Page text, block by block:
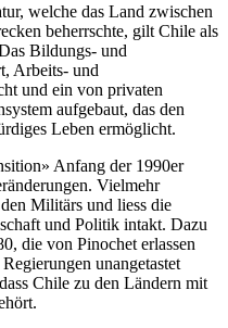
welche das Land zwischen
beherrschte, gilt Chile als
Bildungs- und
Arbeits- und
und ein von privaten
aufgebaut, das den
Leben ermöglicht.
Anfang der 1990er
Vielmehr
Militärs und liess die
und Politik intakt. Dazu
die von Pinochet erlassen
unangetastet
Chile zu den Ländern mit